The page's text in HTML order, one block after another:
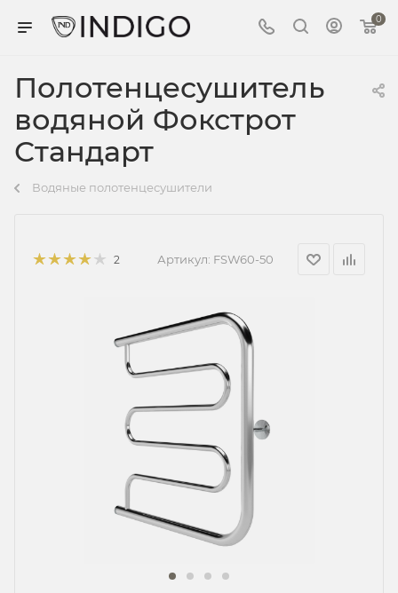
0
Полотенцесушитель
водяной Фокстрот
Стандарт
Водяные полотенцесушители
2 Артикул: FSW60-50